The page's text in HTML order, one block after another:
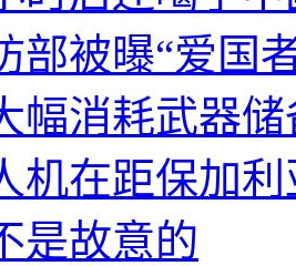
部被曝“爱国
幅消耗武器储
机在距保加
是故意的